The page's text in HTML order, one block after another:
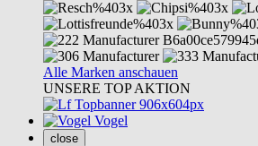
Alle Marken anschauen
UNSERE TOP AKTION
Vogel
close